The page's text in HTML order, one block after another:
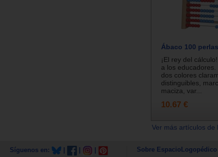
Ábaco 100 perlas
¡El rey del
a los
dos colores
distinguibles,
maciza, var...
10.67 €
Ver más artículos
Síguenos en: Sobre EspacioLogopédico